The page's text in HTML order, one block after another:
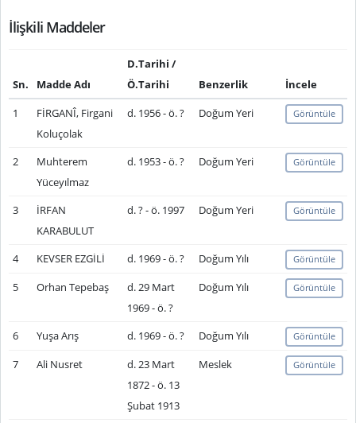
İlişkili Maddeler
Sn. Madde Adı
D.Tarihi /
Ö.Tarihi
Benzerlik
İncele
1
FİRGANÎ, Firgani
Koluçolak
d. 1956 - ö. ? Doğum Yeri Görüntüle
2
Muhterem
Yüceyılmaz
d. 1953 - ö. ? Doğum Yeri Görüntüle
3
İRFAN
KARABULUT
d. ? - ö. 1997 Doğum Yeri Görüntüle
4 KEVSER EZGİLİ d. 1969 - ö. ? Doğum Yılı Görüntüle
5 Orhan Tepebaş
d. 29 Mart
1969 - ö. ?
Doğum Yılı Görüntüle
6 Yuşa Arış d. 1969 - ö. ? Doğum Yılı Görüntüle
7 Ali Nusret
d. 23 Mart
1872 - ö. 13
Şubat 1913
Meslek Görüntüle